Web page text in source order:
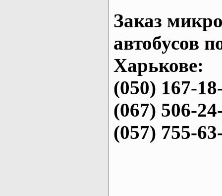
Заказ
автобусов
Харькове:
(050) 167-
(067) 506-
(057) 755-